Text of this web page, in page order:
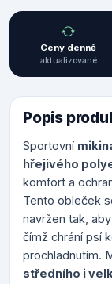
Ceny denně
aktualizované
Popis
Sportovní
hřejivého
komfort a
Tento obleček
navržen tak,
čímž chrání psí
prochladnutím.
středního i